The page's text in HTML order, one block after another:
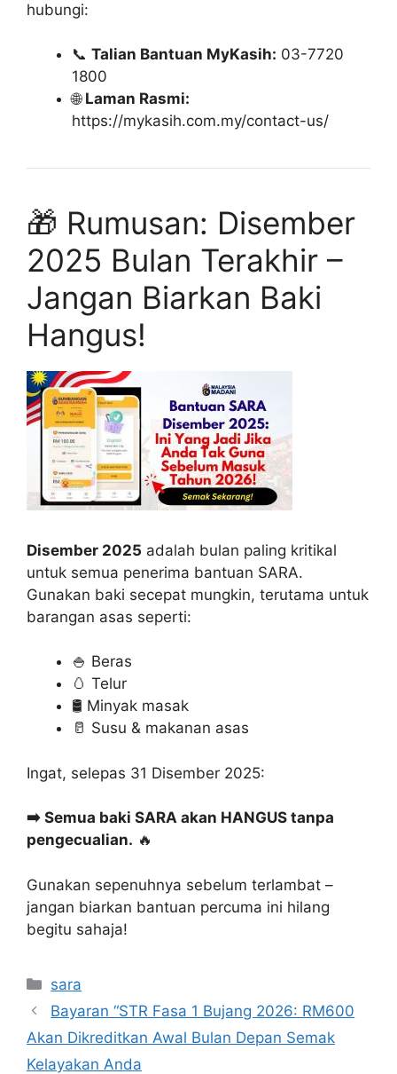
hubungi:
📞 Talian Bantuan MyKasih: 03-7720
1800
🌐 Laman Rasmi:
https://mykasih.com.my/contact-us/
🎁 Rumusan: Disember
2025 Bulan Terakhir –
Jangan Biarkan Baki
Hangus!
Disember 2025 adalah bulan paling kritikal
untuk semua penerima bantuan SARA.
Gunakan baki secepat mungkin, terutama untuk
barangan asas seperti:
🍚 Beras
🥚 Telur
🛢️ Minyak masak
🥛 Susu & makanan asas
Ingat, selepas 31 Disember 2025:
➡️ Semua baki SARA akan HANGUS tanpa
pengecualian. 🔥
Gunakan sepenuhnya sebelum terlambat –
jangan biarkan bantuan percuma ini hilang
begitu sahaja!
Categories
sara
Bayaran “STR Fasa 1 Bujang 2026: RM600
Akan Dikreditkan Awal Bulan Depan Semak
Kelayakan Anda